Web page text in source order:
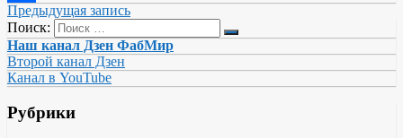
Отправить
Предыдущая запись
Поиск:
Наш канал Дзен ФабМир
Второй канал Дзен
Канал в YouTube
Рубрики